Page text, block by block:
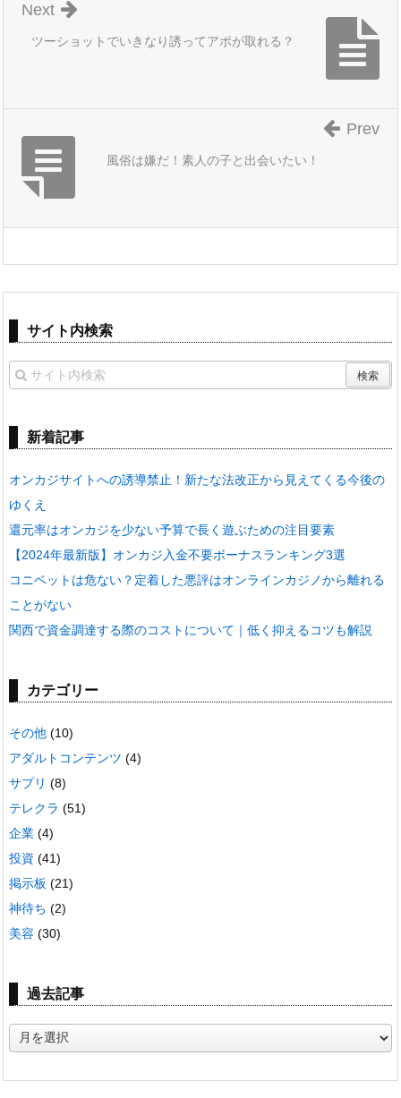
ツーショットでいきなり誘ってアポが取れる？
Next
風俗は嫌だ！素人の子と出会いたい！
Prev
サイト内検索
新着記事
オンカジサイトへの誘導禁止！新たな法改正から見えてくる今後の
ゆくえ
還元率はオンカジを少ない予算で長く遊ぶための注目要素
【2024年最新版】オンカジ入金不要ボーナスランキング3選
コニベットは危ない？定着した悪評はオンラインカジノから離れる
ことがない
関西で資金調達する際のコストについて｜低く抑えるコツも解説
カテゴリー
その他 (10)
アダルトコンテンツ (4)
サプリ (8)
テレクラ (51)
企業 (4)
投資 (41)
掲示板 (21)
神待ち (2)
美容 (30)
過去記事
去
事